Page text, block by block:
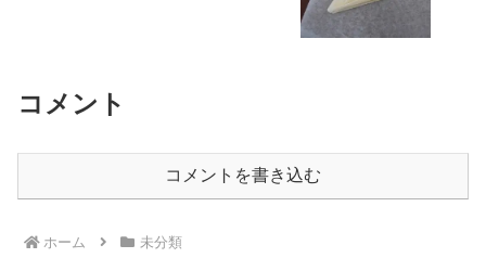
コメント
コメントを書き込む
ホーム 未分類